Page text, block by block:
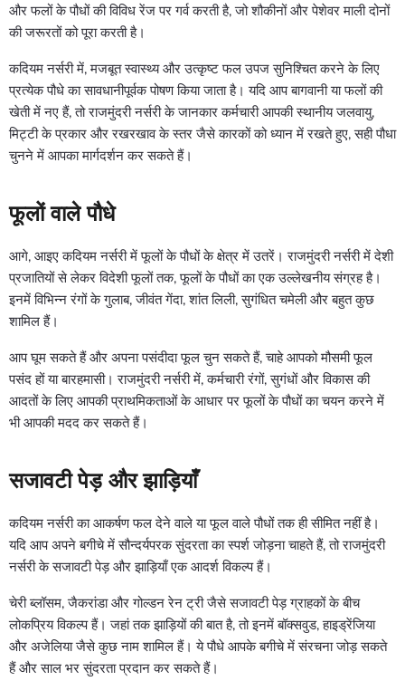
और फलों के पौधों की विविध रेंज पर गर्व करती है, जो शौकीनों और पेशेवर माली दोनों
की जरूरतों को पूरा करती है।
कदियम नर्सरी में, मजबूत स्वास्थ्य और उत्कृष्ट फल उपज सुनिश्चित करने के लिए
प्रत्येक पौधे का सावधानीपूर्वक पोषण किया जाता है। यदि आप बागवानी या फलों की
खेती में नए हैं, तो राजमुंदरी नर्सरी के जानकार कर्मचारी आपकी स्थानीय जलवायु,
मिट्टी के प्रकार और रखरखाव के स्तर जैसे कारकों को ध्यान में रखते हुए, सही पौधा
चुनने में आपका मार्गदर्शन कर सकते हैं।
फूलों वाले पौधे
आगे, आइए कदियम नर्सरी में फूलों के पौधों के क्षेत्र में उतरें। राजमुंदरी नर्सरी में देशी
प्रजातियों से लेकर विदेशी फूलों तक, फूलों के पौधों का एक उल्लेखनीय संग्रह है।
इनमें विभिन्न रंगों के गुलाब, जीवंत गेंदा, शांत लिली, सुगंधित चमेली और बहुत कुछ
शामिल हैं।
आप घूम सकते हैं और अपना पसंदीदा फूल चुन सकते हैं, चाहे आपको मौसमी फूल
पसंद हों या बारहमासी। राजमुंदरी नर्सरी में, कर्मचारी रंगों, सुगंधों और विकास की
आदतों के लिए आपकी प्राथमिकताओं के आधार पर फूलों के पौधों का चयन करने में
भी आपकी मदद कर सकते हैं।
सजावटी पेड़ और झाड़ियाँ
कदियम नर्सरी का आकर्षण फल देने वाले या फूल वाले पौधों तक ही सीमित नहीं है।
यदि आप अपने बगीचे में सौन्दर्यपरक सुंदरता का स्पर्श जोड़ना चाहते हैं, तो राजमुंदरी
नर्सरी के सजावटी पेड़ और झाड़ियाँ एक आदर्श विकल्प हैं।
चेरी ब्लॉसम, जैकरांडा और गोल्डन रेन ट्री जैसे सजावटी पेड़ ग्राहकों के बीच
लोकप्रिय विकल्प हैं। जहां तक ​​झाड़ियों की बात है, तो इनमें बॉक्सवुड, हाइड्रेंजिया
और अजेलिया जैसे कुछ नाम शामिल हैं। ये पौधे आपके बगीचे में संरचना जोड़ सकते
हैं और साल भर सुंदरता प्रदान कर सकते हैं।